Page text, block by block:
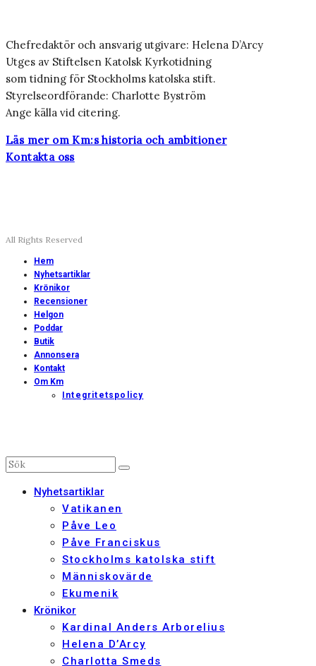
Chefredaktör och ansvarig utgivare: Helena D’Arcy
Utges av Stiftelsen Katolsk Kyrkotidning
som tidning för Stockholms katolska stift.
Styrelseordförande: Charlotte Byström
Ange källa vid citering.
Läs mer om Km:s historia och ambitioner
Kontakta oss
All Rights Reserved
Hem
Nyhetsartiklar
Krönikor
Recensioner
Helgon
Poddar
Butik
Annonsera
Kontakt
Om Km
Integritetspolicy
Nyhetsartiklar
Vatikanen
Påve Leo
Påve Franciskus
Stockholms katolska stift
Människovärde
Ekumenik
Krönikor
Kardinal Anders Arborelius
Helena D’Arcy
Charlotta Smeds